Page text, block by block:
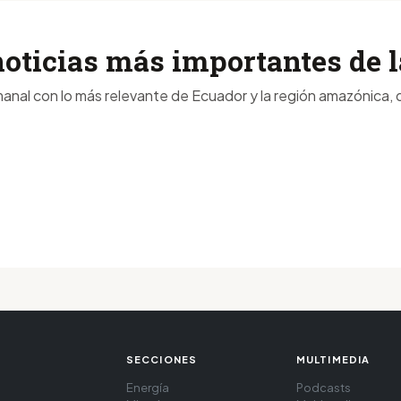
más importantes de
con lo más relevante de Ecuador y la región
SECCIONES
Energía
MULTIMEDIA
Podcasts